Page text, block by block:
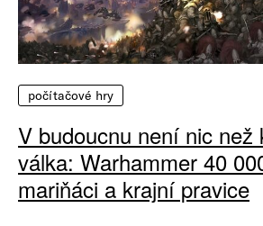
počítačové hry
V budoucnu není nic než
válka: Warhammer 40
mariňáci a krajní pravice